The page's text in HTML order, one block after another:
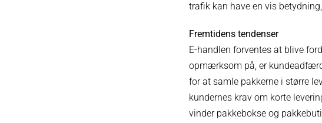
trafik kan have en vis
Fremtidens tendenser
E-handlen forventes at blive
opmærksom på, er
for at samle pakkerne i større
kundernes krav om korte
vinder pakkebokse og